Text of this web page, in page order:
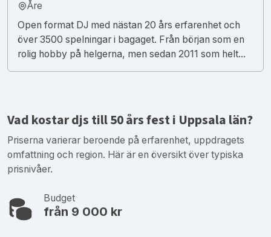
Åre
Open format DJ med nästan 20 års erfarenhet och
över 3500 spelningar i bagaget. Från början som en
rolig hobby på helgerna, men sedan 2011 som helt...
Vad kostar djs till 50 års fest i Uppsala län?
Priserna varierar beroende på erfarenhet, uppdragets
omfattning och region. Här är en översikt över typiska
prisnivåer.
Budget
från 9 000 kr